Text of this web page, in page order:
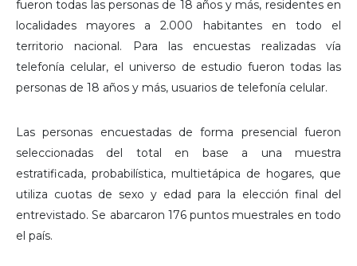
fueron todas las personas de 18 años y más, residentes en
localidades mayores a 2.000 habitantes en todo el
territorio nacional. Para las encuestas realizadas vía
telefonía celular, el universo de estudio fueron todas las
personas de 18 años y más, usuarios de telefonía celular.
Las personas encuestadas de forma presencial fueron
seleccionadas del total en base a una muestra
estratificada, probabilística, multietápica de hogares, que
utiliza cuotas de sexo y edad para la elección final del
entrevistado. Se abarcaron 176 puntos muestrales en todo
el país.